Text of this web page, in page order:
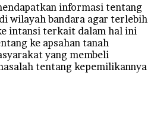
informasi tentang
wilayah bandara agar terlebih
intansi terkait dalam hal ini
ke apsahan tanah
yang membeli
tentang kepemilikannya